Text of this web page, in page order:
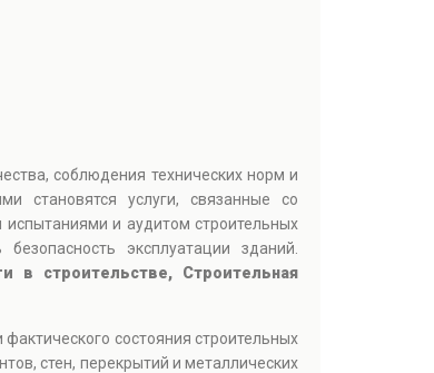
соблюдения технических норм и
становятся услуги, связанные со
и аудитом строительных
эксплуатации зданий.
в строительстве, Строительная
состояния строительных
стен, перекрытий и металлических